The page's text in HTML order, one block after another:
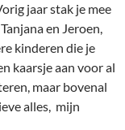
jaar stak je mee
en Jeroen,
kinderen die je
kaarsje aan voor al
maar bovenal
alles, mijn